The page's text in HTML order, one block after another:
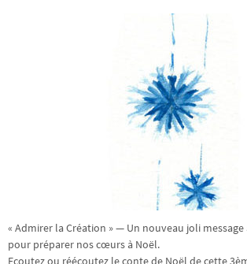
« Admirer la Création » — Un nouveau joli message
pour préparer nos cœurs à Noël.
Ecoutez ou réécoutez le conte de Noël de cette